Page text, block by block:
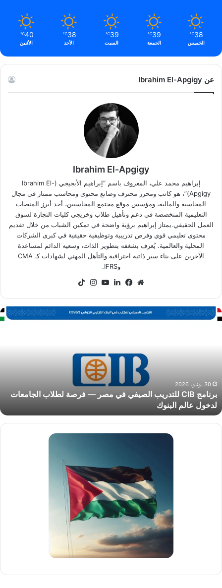
38
℃
الخميس
39
℃
الجمعة
39
℃
السبت
38
℃
الأحد
40
℃
الأثنين
عن Ibrahim El-Apgigy
Ibrahim El-Apgigy
إبراهيم محمد علي، المعروف باسم “إبراهيم الأبجيجي (Ibrahim El-
Apgigy)”، هو كاتب ومحرر محترف وصانع محتوى ومحاسب ممتاز في مجال
المحاسبة والمالية، ومؤسس موقع مجتمع المحاسبين، أحد أبرز المنصات
التعليمية المتخصصة في دعم وتأهيل طلاب وخريجي كليات التجارة لسوق
العمل الحقيقي.يمتاز إبراهيم برؤية واضحة في تمكين الشباب من خلال تقديم
محتوى تعليمي قوي وفرص تدريبية وتوظيفية حقيقية في كبرى الشركات
المحلية والعالمية. يُعرف بشغفه بتطوير الذات، وسعيه الدائم لمساعدة
الآخرين على بناء سير ذاتية احترافية والتأهل المهني لشهادات كـ CMA
وIFRS.
موقعفيسبوكلينكدإن‫YouTube
انستقرام
برنامج
CIB
فرصة
لطلاب
الجامعات
لدخول
عالم
30 يونيو، 2026
برنامج CIB للتدريب الصيفي في مصر — فرصة لطلاب الجامعات
لدخول عالم البنوك